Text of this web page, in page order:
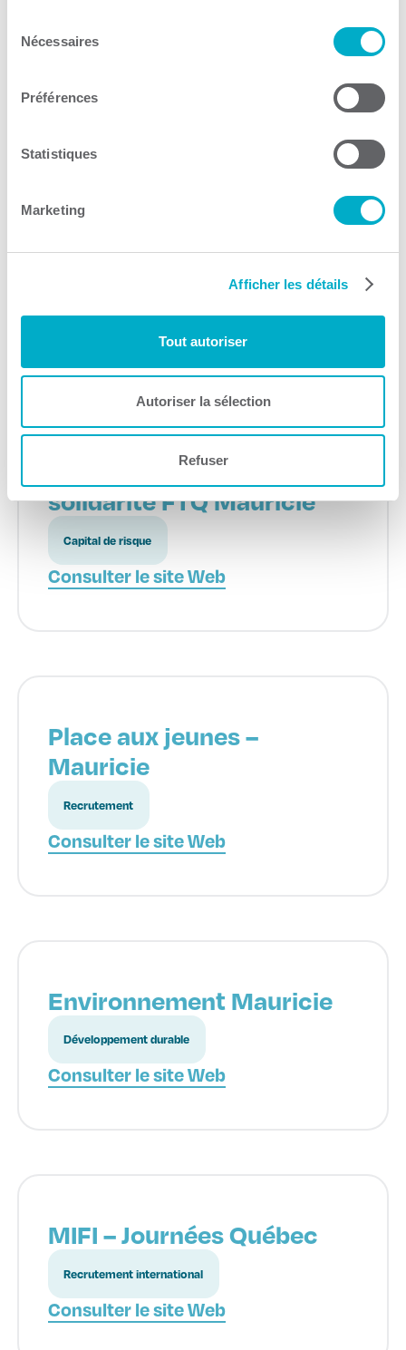
Nécessaires
Préférences
Statistiques
Marketing
Afficher les détails
Tout autoriser
Autoriser la sélection
Refuser
Capital de risque
Consulter le site Web
FTQ – Fonds régionaux de
solidarité FTQ Mauricie
Capital de risque
Consulter le site Web
Place aux jeunes –
Mauricie
Recrutement
Consulter le site Web
Environnement Mauricie
Développement durable
Consulter le site Web
MIFI – Journées Québec
Recrutement international
Consulter le site Web